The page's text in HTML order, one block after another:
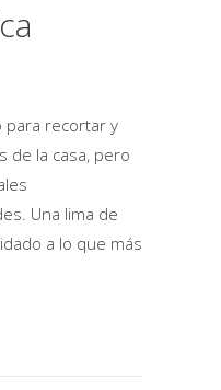
para recortar y
de la casa, pero
Una lima de
a lo que más